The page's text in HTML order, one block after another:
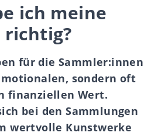
ich meine
richtig?
für die Sammler:innen
sondern oft
finanziellen Wert.
bei den Sammlungen
wertvolle Kunstwerke